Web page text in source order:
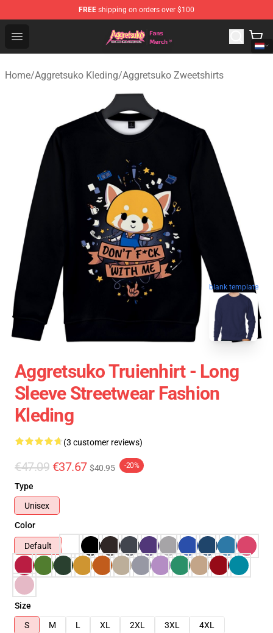
FREE shipping on orders over $100
Open menu
Aggretsuko Store - Official Aggretsuko Merchandise
Home/Aggretsuko Kleding/Aggretsuko Zweetshirts
blank template
Aggretsuko Truienhirt - Long
Sleeve Streetwear Fashion
Kleding
(3 customer reviews)
€47.09 €37.67 $40.95 -20%
Type
Unisex
Color
Default
Size
S
M L XL 2XL 3XL
4XL